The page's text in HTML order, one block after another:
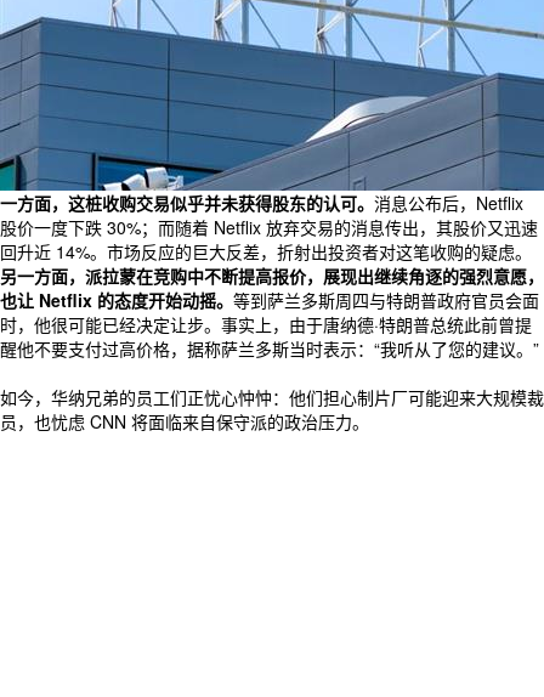
一方面，这桩收购交易似乎并未获得股东的认可。 消息公布后，Netflix
股价一度下跌 30%；而随着 Netflix 放弃交易的消息传出，其股价又迅速
回升近 14%。市场反应的巨大反差，折射出投资者对这笔收购的疑虑。
另一方面，派拉蒙在竞购中不断提高报价，展现出继续角逐的强烈意愿，
也让 Netflix 的态度开始动摇。 等到萨兰多斯周四与特朗普政府官员会面
时，他很可能已经决定让步。事实上，由于唐纳德·特朗普总统此前曾提
醒他不要支付过高价格，据称萨兰多斯当时表示：“我听从了您的建议。”
如今，华纳兄弟的员工们正忧心忡忡：他们担心制片厂可能迎来大规模裁
员，也忧虑 CNN 将面临来自保守派的政治压力。